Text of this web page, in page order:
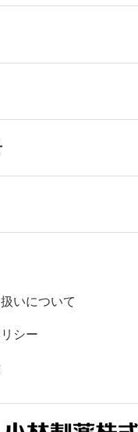
いについて
シー